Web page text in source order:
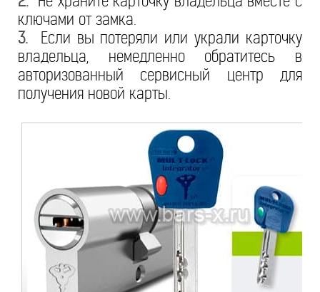
ключами от замка.
3. Если вы потеряли или украли карточку
владельца, немедленно обратитесь в
авторизованный сервисный центр для
получения новой карты.